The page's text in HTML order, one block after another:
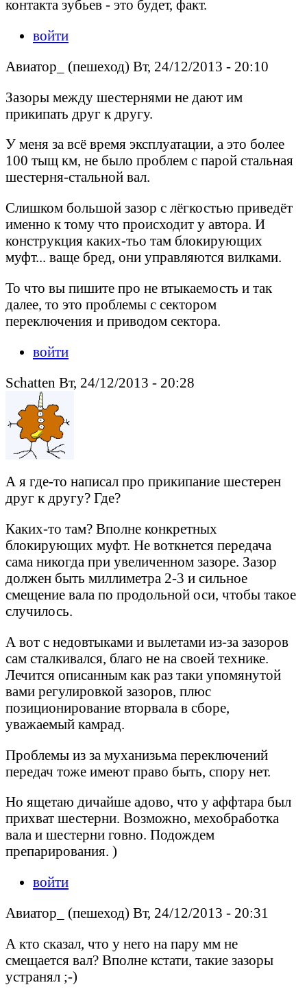
контакта зубьев - это будет, факт.
войти
Авиатор_ (пешеход) Вт, 24/12/2013 - 20:10
Зазоры между шестернями не дают им
прикипать друг к другу.
У меня за всё время эксплуатации, а это более
100 тыщ км, не было проблем с парой стальная
шестерня-стальной вал.
Слишком большой зазор с лёгкостью приведёт
именно к тому что происходит у автора. И
конструкция каких-тьо там блокирующих
муфт... ваще бред, они управляются вилками.
То что вы пишите про не втыкаемость и так
далее, то это проблемы с сектором
переключения и приводом сектора.
войти
Schatten Вт, 24/12/2013 - 20:28
А я где-то написал про прикипание шестерен
друг к другу? Где?
Каких-то там? Вполне конкретных
блокирующих муфт. Не воткнется передача
сама никогда при увеличенном зазоре. Зазор
должен быть миллиметра 2-3 и сильное
смещение вала по продольной оси, чтобы такое
случилось.
А вот с недовтыками и вылетами из-за зазоров
сам сталкивался, благо не на своей технике.
Лечится описанным как раз таки упомянутой
вами регулировкой зазоров, плюс
позиционирование вторвала в сборе,
уважаемый камрад.
Проблемы из за муханизьма переключений
передач тоже имеют право быть, спору нет.
Но ящетаю дичайше адово, что у аффтара был
прихват шестерни. Возможно, мехобработка
вала и шестерни говно. Подождем
препарирования. )
войти
Авиатор_ (пешеход) Вт, 24/12/2013 - 20:31
А кто сказал, что у него на пару мм не
смещается вал? Вполне кстати, такие зазоры
устранял ;-)